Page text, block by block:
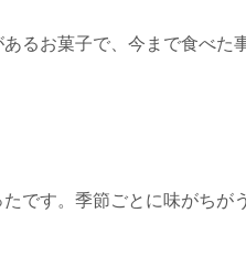
るお菓子で、今まで食べた
です。季節ごとに味がちが